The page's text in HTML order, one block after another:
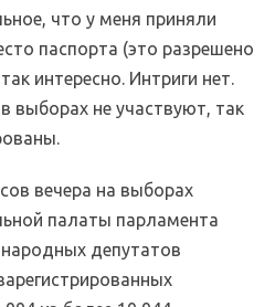
что у меня приняли
паспорта (это разрешено
интересно. Интриги нет.
выборах не участвуют, так
вечера на выборах
палаты парламента
народных депутатов